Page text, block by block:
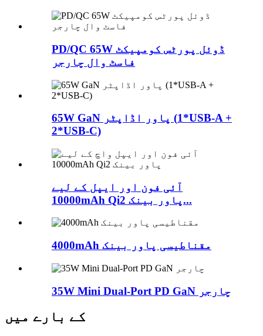
PD/QC 65W ڈوئل پورٹس کومپیکٹ
فاسٹ وال چارجر
65W GaN پاور اڈاپٹر (1*USB-A +
2*USB-C)
آئی فون اور ایپل کے لیے
10000mAh Qi2 پاور بینک...
4000mAh مقناطیسی پاور بینک
35W Mini Dual-Port PD GaN چارجر
کے بارے میں